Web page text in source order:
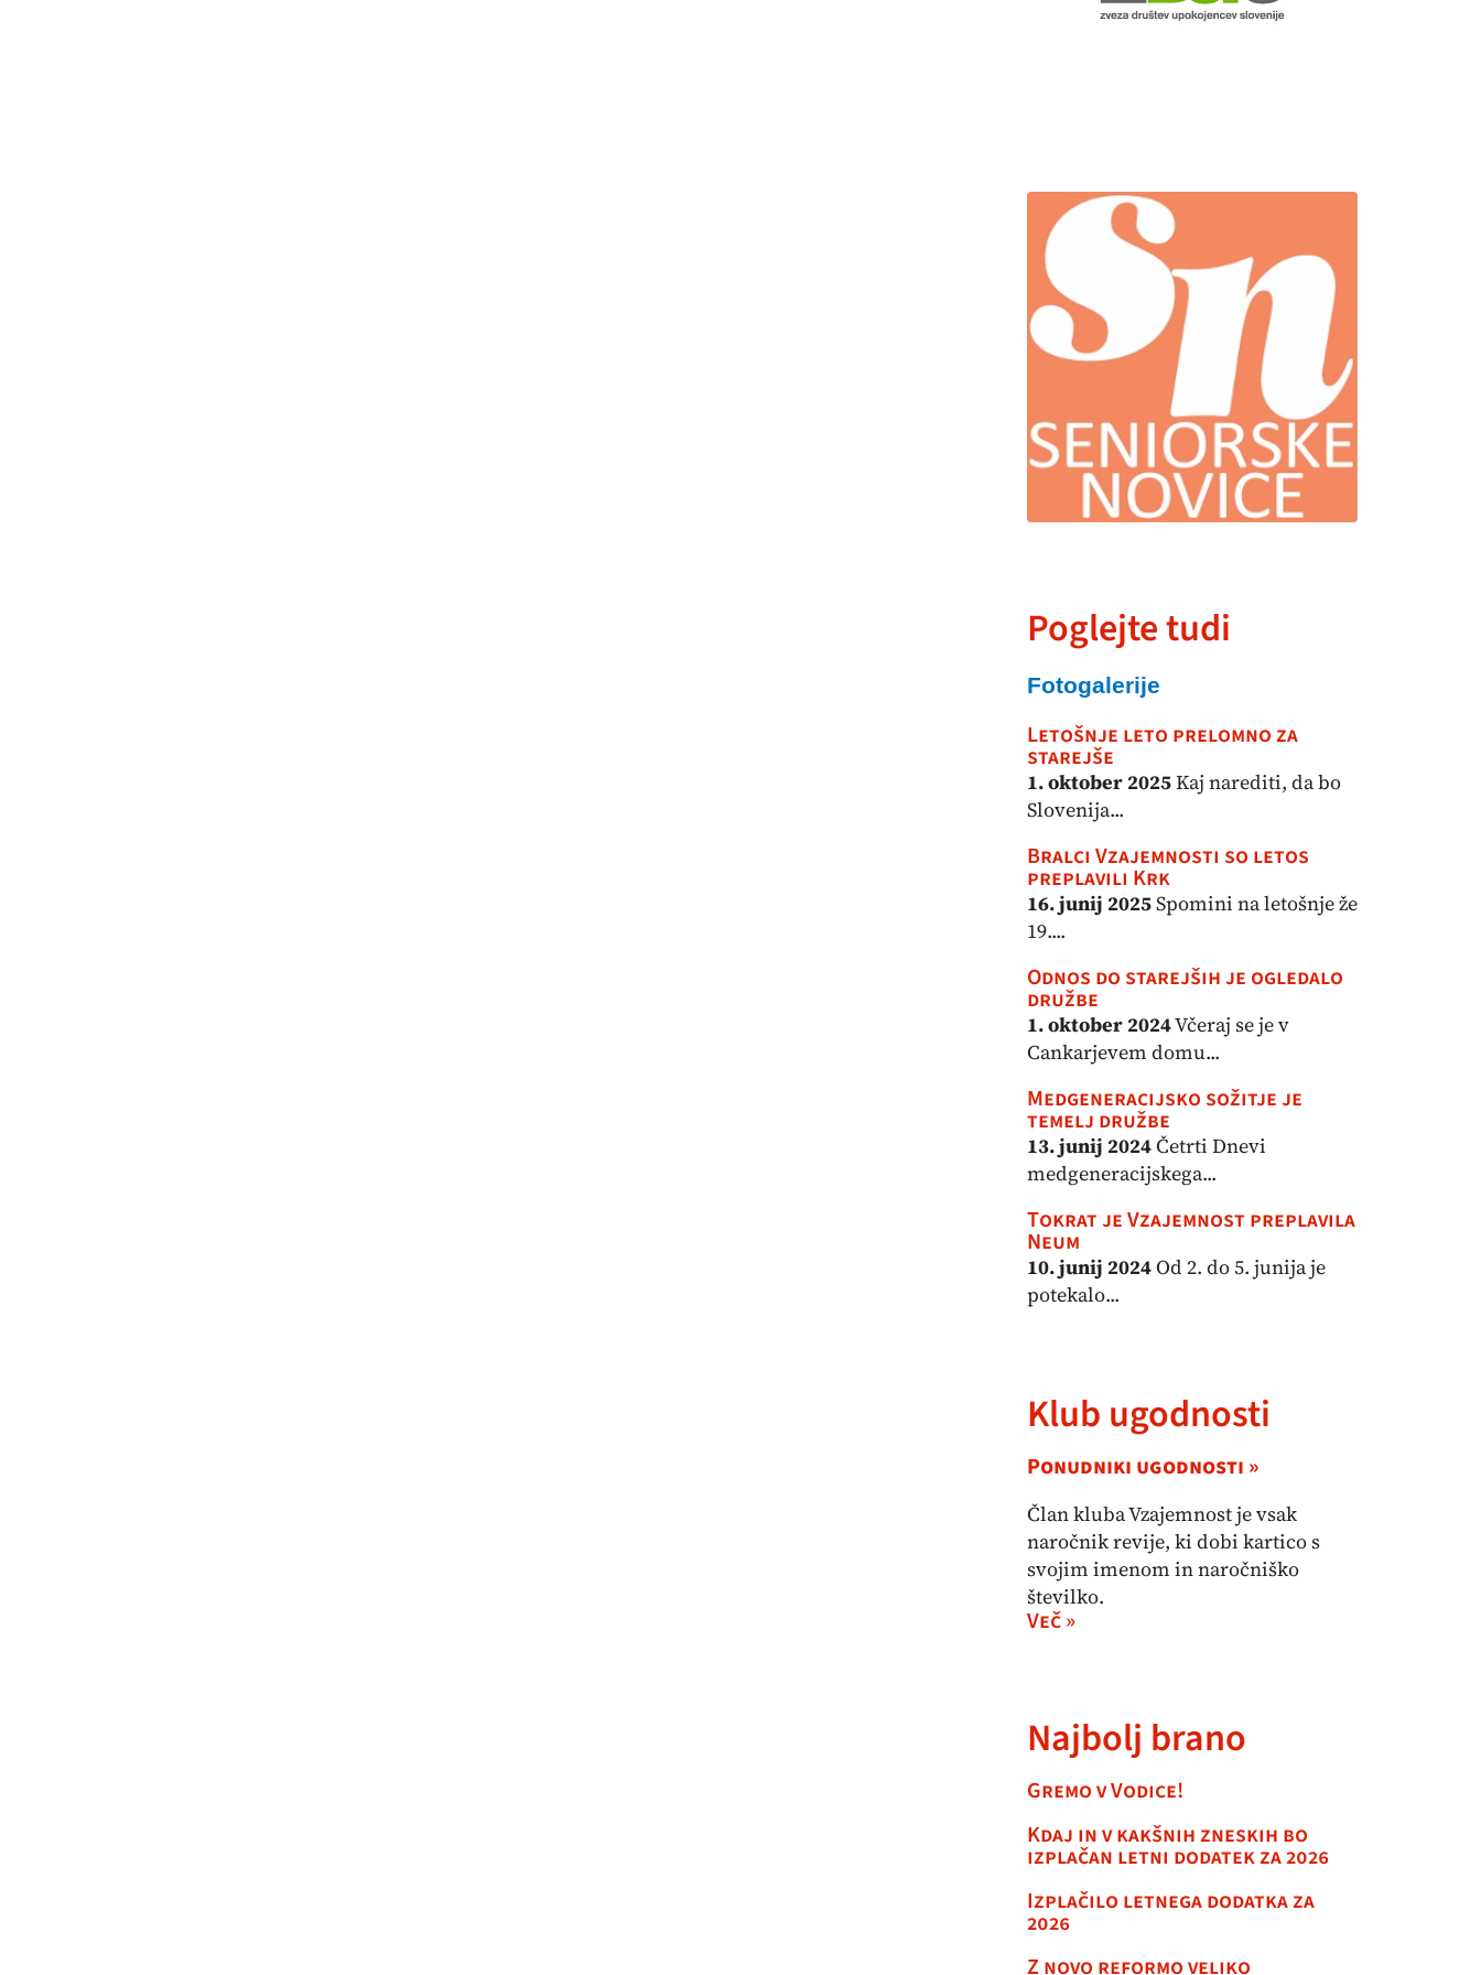
Poglejte tudi
Fotogalerije
Letošnje leto prelomno za
starejše
1. oktober 2025Kaj narediti, da bo
Slovenija...
Bralci Vzajemnosti so letos
preplavili Krk
16. junij 2025Spomini na letošnje že
19....
Odnos do starejših je ogledalo
družbe
1. oktober 2024Včeraj se je v
Cankarjevem domu...
Medgeneracijsko sožitje je
temelj družbe
13. junij 2024Četrti Dnevi
medgeneracijskega...
Tokrat je Vzajemnost preplavila
Neum
10. junij 2024Od 2. do 5. junija je
potekalo...
Klub ugodnosti
Ponudniki ugodnosti »
Član kluba Vzajemnost je vsak
naročnik revije, ki dobi kartico s
svojim imenom in naročniško
številko.
Več »
Najbolj brano
Gremo v Vodice!
Kdaj in v kakšnih zneskih bo
izplačan letni dodatek za 2026
Izplačilo letnega dodatka za
2026
Z novo reformo veliko